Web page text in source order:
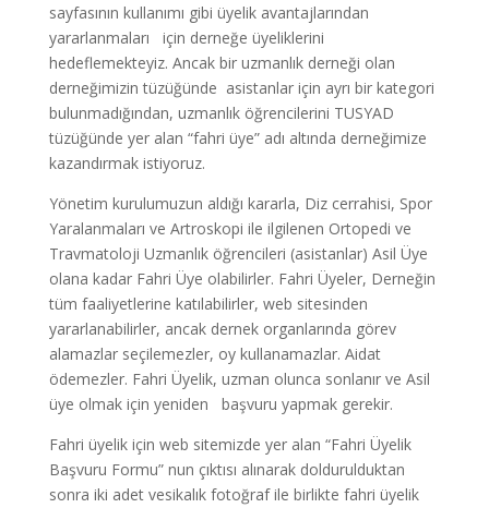
sayfasının kullanımı gibi üyelik avantajlarından
yararlanmaları için derneğe üyeliklerini
hedeflemekteyiz. Ancak bir uzmanlık derneği olan
derneğimizin tüzüğünde asistanlar için ayrı bir kategori
bulunmadığından, uzmanlık öğrencilerini TUSYAD
tüzüğünde yer alan “fahri üye” adı altında derneğimize
kazandırmak istiyoruz.
Yönetim kurulumuzun aldığı kararla, Diz cerrahisi, Spor
Yaralanmaları ve Artroskopi ile ilgilenen Ortopedi ve
Travmatoloji Uzmanlık öğrencileri (asistanlar) Asil Üye
olana kadar Fahri Üye olabilirler. Fahri Üyeler, Derneğin
tüm faaliyetlerine katılabilirler, web sitesinden
yararlanabilirler, ancak dernek organlarında görev
alamazlar seçilemezler, oy kullanamazlar. Aidat
ödemezler. Fahri Üyelik, uzman olunca sonlanır ve Asil
üye olmak için yeniden başvuru yapmak gerekir.
Fahri üyelik için web sitemizde yer alan “Fahri Üyelik
Başvuru Formu” nun çıktısı alınarak doldurulduktan
sonra iki adet vesikalık fotoğraf ile birlikte fahri üyelik